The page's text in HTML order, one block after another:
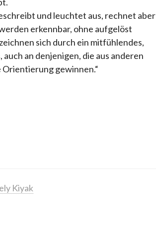
und leuchtet aus, rechnet aber
erkennbar, ohne aufgelöst
sich durch ein mitfühlendes,
an denjenigen, die aus anderen
gewinnen.“
Kiyak